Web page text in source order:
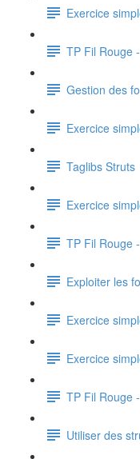
Exercice
TP Fil Rouge
Gestion des
Exercice
Taglibs Struts
Exercice
TP Fil Rouge
Exploiter les
Exercice
Exercice
TP Fil Rouge
Utiliser des